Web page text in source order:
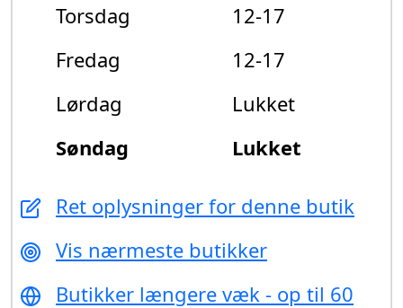
Torsdag
12-17
Fredag
12-17
Lørdag
Lukket
Søndag
Lukket
Ret oplysninger for denne butik
Vis nærmeste butikker
Butikker længere væk - op til 60